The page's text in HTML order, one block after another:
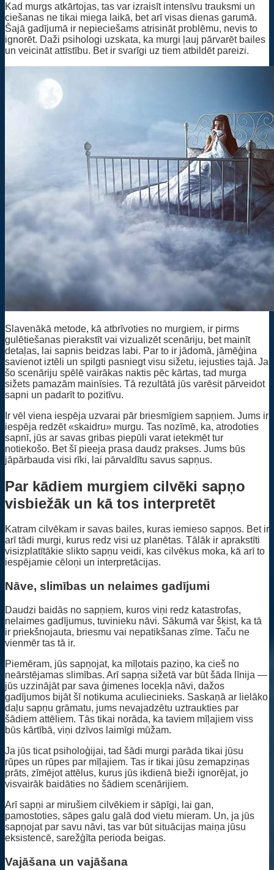
Kad murgs atkārtojas, tas var izraisīt intensīvu trauksmi un
ciešanas ne tikai miega laikā, bet arī visas dienas garumā.
Šajā gadījumā ir nepieciešams atrisināt problēmu, nevis to
ignorēt. Daži psihologi uzskata, ka murgi ļauj pārvarēt bailes
un veicināt attīstību. Bet ir svarīgi uz tiem atbildēt pareizi.
Slavenākā metode, kā atbrīvoties no murgiem, ir pirms
gulētiešanas pierakstīt vai vizualizēt scenāriju, bet mainīt
detaļas, lai sapnis beidzas labi. Par to ir jādomā, jāmēģina
savienot iztēli un spilgti pasniegt visu sižetu, iejusties tajā. Ja
šo scenāriju spēlē vairākas naktis pēc kārtas, tad murga
sižets pamazām mainīsies. Tā rezultātā jūs varēsit pārveidot
sapni un padarīt to pozitīvu.
Ir vēl viena iespēja uzvarai pār briesmīgiem sapņiem. Jums ir
iespēja redzēt «skaidru» murgu. Tas nozīmē, ka, atrodoties
sapnī, jūs ar savas gribas piepūli varat ietekmēt tur
notiekošo. Bet šī pieeja prasa daudz prakses. Jums būs
jāpārbauda visi rīki, lai pārvaldītu savus sapņus.
Par kādiem murgiem cilvēki sapņo
visbiežāk un kā tos interpretēt
Katram cilvēkam ir savas bailes, kuras iemieso sapņos. Bet ir
arī tādi murgi, kurus redz visi uz planētas. Tālāk ir aprakstīti
visizplatītākie slikto sapņu veidi, kas cilvēkus moka, kā arī to
iespējamie cēloņi un interpretācijas.
Nāve, slimības un nelaimes gadījumi
Daudzi baidās no sapņiem, kuros viņi redz katastrofas,
nelaimes gadījumus, tuvinieku nāvi. Sākumā var šķist, ka tā
ir priekšnojauta, briesmu vai nepatikšanas zīme. Taču ne
vienmēr tas tā ir.
Piemēram, jūs sapņojat, ka mīļotais paziņo, ka cieš no
neārstējamas slimības. Arī sapņa sižetā var būt šāda līnija —
jūs uzzinājāt par sava ģimenes locekļa nāvi, dažos
gadījumos bijāt šī notikuma aculiecinieks. Saskaņā ar lielāko
daļu sapņu grāmatu, jums nevajadzētu uztraukties par
šādiem attēliem. Tās tikai norāda, ka taviem mīļajiem viss
būs kārtībā, viņi dzīvos laimīgi mūžam.
Ja jūs ticat psiholoģijai, tad šādi murgi parāda tikai jūsu
rūpes un rūpes par mīļajiem. Tas ir tikai jūsu zemapziņas
prāts, zīmējot attēlus, kurus jūs ikdienā bieži ignorējat, jo
visvairāk baidāties no šādiem scenārijiem.
Arī sapņi ar mirušiem cilvēkiem ir sāpīgi, lai gan,
pamostoties, sāpes galu galā dod vietu mieram. Un, ja jūs
sapņojat par savu nāvi, tas var būt situācijas maiņa jūsu
eksistencē, sarežģīta perioda beigas.
Vajāšana un vajāšana